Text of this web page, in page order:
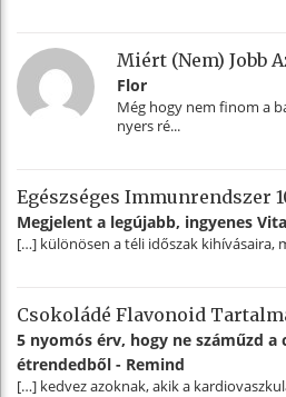
Miért (nem) Jobb
Flor
Még hogy nem finom a
nyers ré...
Egészséges Immunrendszer
Megjelent a legújabb, ingyenes
[…] különösen a téli időszak kihívásaira,
Csokoládé Flavonoid
5 nyomós érv, hogy ne száműzd a
étrendedből - Remind
[…] kedvez azoknak, akik a